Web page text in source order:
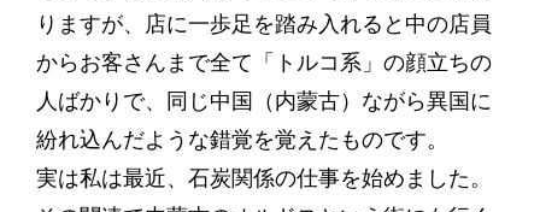
りますが、店に一歩足を踏み入れると中の店員
からお客さんまで全て「トルコ系」の顔立ちの
人ばかりで、同じ中国（内蒙古）ながら異国に
紛れ込んだような錯覚を覚えたものです。
実は私は最近、石炭関係の仕事を始めました。